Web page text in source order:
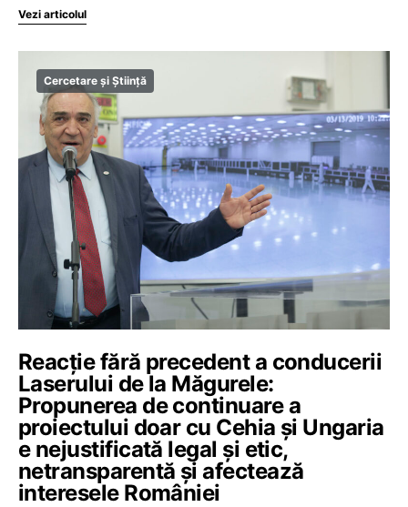
Vezi articolul
Cercetare și Știință
Reacție fără precedent a conducerii
Laserului de la Măgurele:
Propunerea de continuare a
proiectului doar cu Cehia și Ungaria
e nejustificată legal și etic,
netransparentă și afectează
interesele României